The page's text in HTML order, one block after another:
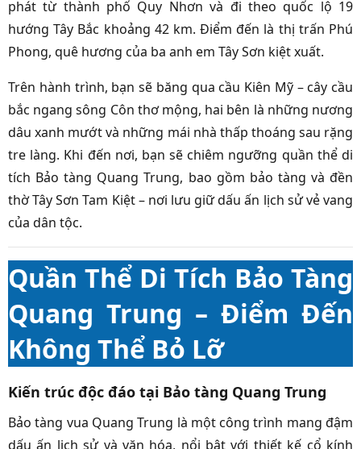
phát từ thành phố Quy Nhơn và đi theo quốc lộ 19
hướng Tây Bắc khoảng 42 km. Điểm đến là thị trấn Phú
Phong, quê hương của ba anh em Tây Sơn kiệt xuất.
Trên hành trình, bạn sẽ băng qua cầu Kiên Mỹ – cây cầu
bắc ngang sông Côn thơ mộng, hai bên là những nương
dâu xanh mướt và những mái nhà thấp thoáng sau rặng
tre làng. Khi đến nơi, bạn sẽ chiêm ngưỡng quần thể di
tích Bảo tàng Quang Trung, bao gồm bảo tàng và đền
thờ Tây Sơn Tam Kiệt – nơi lưu giữ dấu ấn lịch sử vẻ vang
của dân tộc.
Quần Thể Di Tích Bảo Tàng
Quang Trung – Điểm Đến
Không Thể Bỏ Lỡ
Kiến trúc độc đáo tại Bảo tàng Quang Trung
Bảo tàng vua Quang Trung là một công trình mang đậm
dấu ấn lịch sử và văn hóa, nổi bật với thiết kế cổ kính